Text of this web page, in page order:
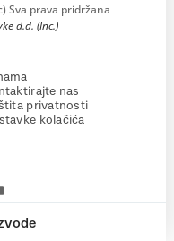
Sva prava pridržana
d.d. (Inc.)
nas
privatnosti
kolačića